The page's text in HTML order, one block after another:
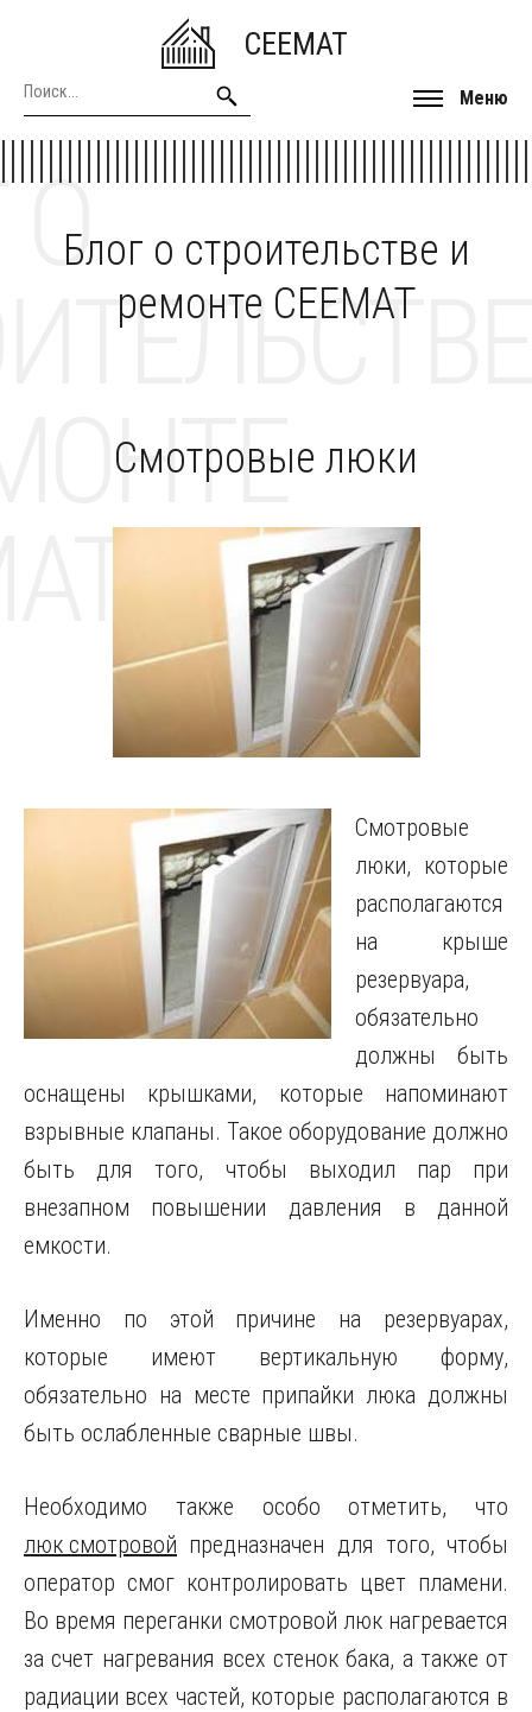
CEEMAT
Меню
Блог о строительстве и
ремонте CEEMAT
О
Смотровые люки
Смотровые
люки, которые
располагаются
на крыше
резервуара,
обязательно
должны быть
оснащены крышками, которые напоминают
взрывные клапаны. Такое оборудование должно
быть для того, чтобы выходил пар при
внезапном повышении давления в данной
емкости.
Именно по этой причине на резервуарах,
которые имеют вертикальную форму,
обязательно на месте припайки люка должны
быть ослабленные сварные швы.
Необходимо также особо отметить, что
люк смотровой предназначен для того, чтобы
оператор смог контролировать цвет пламени.
Во время переганки смотровой люк нагревается
за счет нагревания всех стенок бака, а также от
радиации всех частей, которые располагаются в